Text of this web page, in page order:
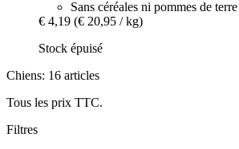
Sans céréales ni pommes de terre
€ 4,19 (€ 20,95 / kg)
Stock épuisé
Chiens: 16 articles
Tous les prix TTC.
Filtres